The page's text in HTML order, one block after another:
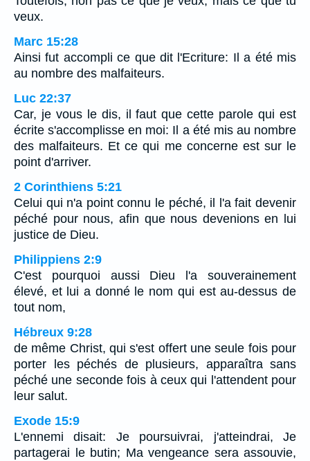
veux.
Marc 15:28
Ainsi fut accompli ce que dit l'Ecriture: Il a été mis
au nombre des malfaiteurs.
Luc 22:37
Car, je vous le dis, il faut que cette parole qui est
écrite s'accomplisse en moi: Il a été mis au nombre
des malfaiteurs. Et ce qui me concerne est sur le
point d'arriver.
2 Corinthiens 5:21
Celui qui n'a point connu le péché, il l'a fait devenir
péché pour nous, afin que nous devenions en lui
justice de Dieu.
Philippiens 2:9
C'est pourquoi aussi Dieu l'a souverainement
élevé, et lui a donné le nom qui est au-dessus de
tout nom,
Hébreux 9:28
de même Christ, qui s'est offert une seule fois pour
porter les péchés de plusieurs, apparaîtra sans
péché une seconde fois à ceux qui l'attendent pour
leur salut.
Exode 15:9
L'ennemi disait: Je poursuivrai, j'atteindrai, Je
partagerai le butin; Ma vengeance sera assouvie,